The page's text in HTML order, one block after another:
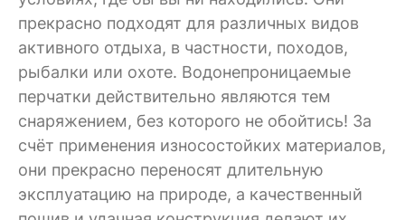
прекрасно подходят для различных видов
активного отдыха, в частности, походов,
рыбалки или охоте. Водонепроницаемые
перчатки действительно являются тем
снаряжением, без которого не обойтись! За
счёт применения износостойких материалов,
они прекрасно переносят длительную
эксплуатацию на природе, а качественный